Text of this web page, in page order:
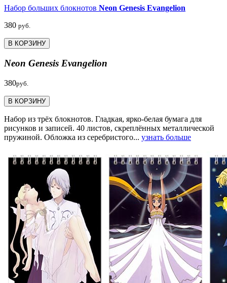
Набор больших блокнотов Neon Genesis Evangelion
380 руб.
В КОРЗИНУ
Neon Genesis Evangelion
380руб.
В КОРЗИНУ
Набор из трёх блокнотов. Гладкая, ярко-белая бумага для
рисунков и записей. 40 листов, скреплённых металлической
пружиной. Обложка из серебристого... узнать больше